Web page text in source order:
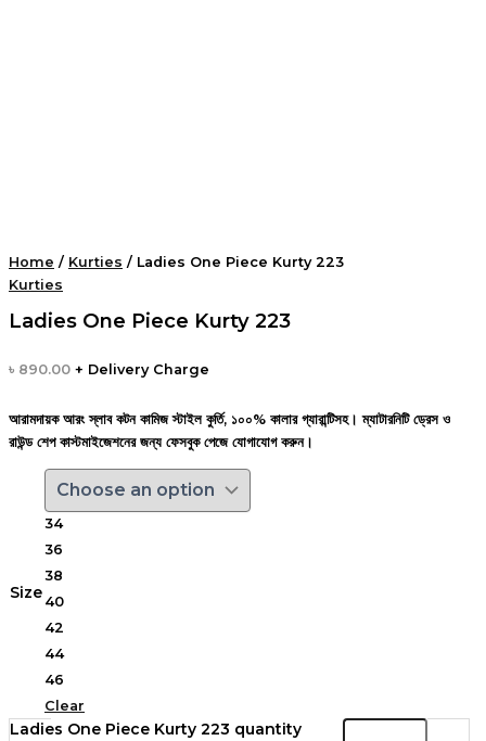
Home / Kurties / Ladies One Piece Kurty 223
Kurties
Ladies One Piece Kurty 223
৳ 890.00 + Delivery Charge
আরামদায়ক আরং স্লাব কটন কামিজ স্টাইল কুর্তি, ১০০% কালার গ্যারান্টিসহ। ম্যাটারনিটি ড্রেস ও
রাউন্ড শেপ কাস্টমাইজেশনের জন্য ফেসবুক পেজে যোগাযোগ করুন।
Size
34
36
38
40
42
44
46
Clear
Ladies One Piece Kurty 223 quantity